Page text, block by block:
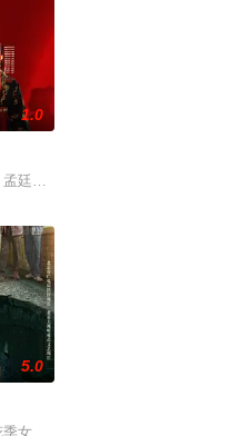
身份入住程家。她步步为营，周旋
房”的阴阳宅，江淮被掳走配“阴婚”
1.0
廷辉，大平王朝有史以来个以女子
消失前的绝命符
上的喜欢。”那个夜晚，他脸颊微热
子剑因不满演习流于形式，假传指
5.0
女生苏琳（黄杨钿甜 饰），虽自